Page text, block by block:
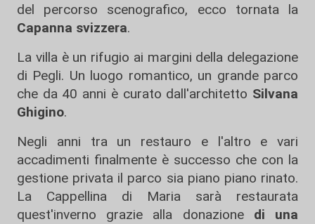
del percorso scenografico, ecco tornata la
Capanna svizzera.
La villa è un rifugio ai margini della delegazione
di Pegli. Un luogo romantico, un grande parco
che da 40 anni è curato dall'architetto Silvana
Ghigino.
Negli anni tra un restauro e l'altro e vari
accadimenti finalmente è successo che con la
gestione privata il parco sia piano piano rinato.
La Cappellina di Maria sarà restaurata
quest'inverno grazie alla donazione di una